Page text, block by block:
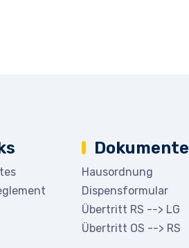
Dokumente
Hausordnung
Dispensformular
Übertritt RS --> LG
Übertritt OS --> RS